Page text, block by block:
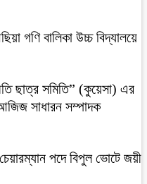
গণি বালিকা উচ্চ বিদ্যালয়ে
ছাত্র সমিতি” (কুয়েসা) এর
সাধারন সম্পাদক
পদে বিপুল ভোটে জয়ী